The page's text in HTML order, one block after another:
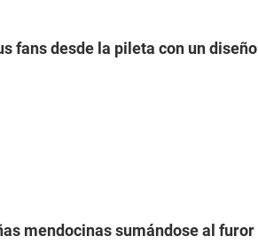
fans desde la pileta con un diseño
mendocinas sumándose al furor